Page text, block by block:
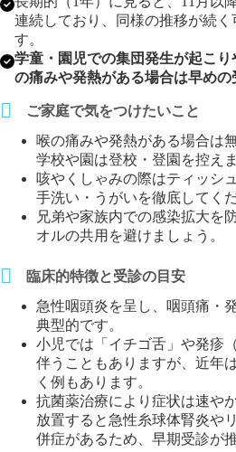
連続しており、同様の推移が続く
す。
学童・園児での集団発生が起こ
の痛みや発熱がある場合は早めの
ご家庭で気をつけたいこと
喉の痛みや発熱がある場合は
学校や園は登校・登園を控え
咳やくしゃみの際はティッシ
手洗い・うがいを徹底してくだ
兄弟や家族内での感染拡大を
オルの共用を避けましょう。
臨床的特徴と受診の目安
急性咽頭炎を呈し、咽頭痛・
典型的です。
小児では「イチゴ舌」や発疹
伴うこともありますが、近年
く例もあります。
抗菌薬治療により症状は速や
放置すると急性糸球体腎炎や
併症があるため、早期受診が